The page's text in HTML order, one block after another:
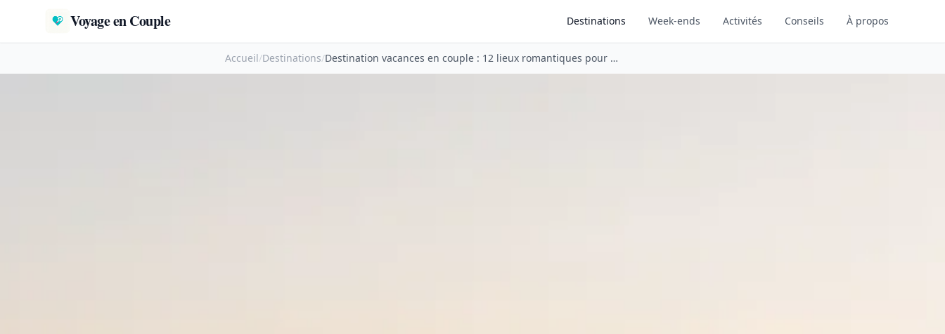
Voyage en Couple Destinations Week-ends Activités Conseils À propos
Accueil/Destinations/Destination vacances en couple : 12 lieux romantiques pour …